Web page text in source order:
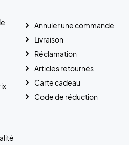
Annuler une commande
Livraison
Réclamation
Articles retournés
Carte cadeau
Code de réduction